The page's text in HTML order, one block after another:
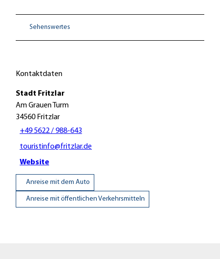
Sehenswertes
Kontaktdaten
Stadt Fritzlar
Am Grauen Turm
34560 Fritzlar
+49 5622 / 988-643
touristinfo@fritzlar.de
Website
Anreise mit dem Auto
Anreise mit öffentlichen Verkehrsmitteln